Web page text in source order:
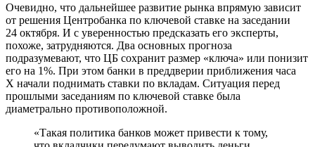
Очевидно, что дальнейшее развитие рынка впрямую зависит
от решения Центробанка по ключевой ставке на заседании
24 октября. И с уверенностью предсказать его эксперты,
похоже, затрудняются. Два основных прогноза
подразумевают, что ЦБ сохранит размер «ключа» или понизит
его на 1%. При этом банки в преддверии приближения часа
Х начали поднимать ставки по вкладам. Ситуация перед
прошлыми заседаниям по ключевой ставке была
диаметрально противоположной.
«Такая политика банков может привести к тому,